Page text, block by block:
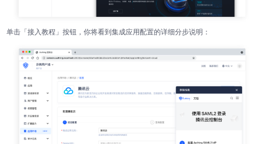
单击「接入教程」按钮，你将看到集成应用配置的详细分步说明：